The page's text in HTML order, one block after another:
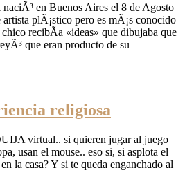
en Buenos Aires el 8 de Agosto
plÃ¡stico pero es mÃ¡s conocido
recibÃ­a «ideas» que dibujaba que
que eran producto de su
religiosa
virtual.. si quieren jugar al juego
usan el mouse.. eso si, si asplota el
la casa? Y si te queda enganchado al